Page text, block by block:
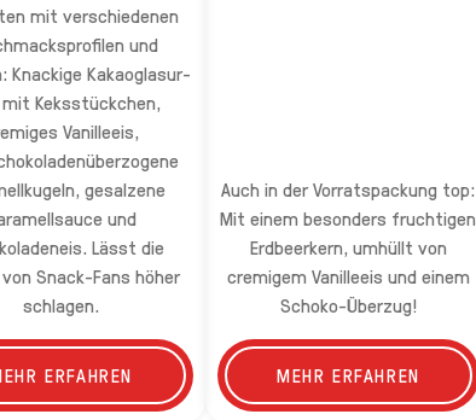
mit verschiedenen
und
Knackige Kakaoglasur-
mit Keksstückchen,
Vanilleeis,
gesalzene
und
Lässt die
Snack-Fans höher
schlagen.
ERFAHREN
Auch in der Vorratspackung top:
Mit einem besonders fruchtigen
Erdbeerkern, umhüllt von
cremigem Vanilleeis und einem
Schoko-Überzug!
MEHR ERFAHREN